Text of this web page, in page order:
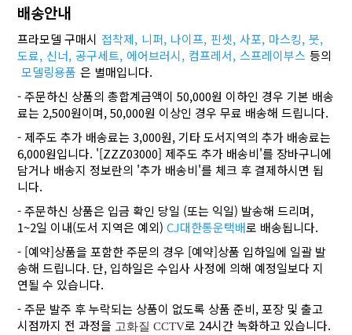
배송안내
프라모델 구매시 접착제, 니퍼, 나이프, 핀셋, 사포, 마스킹, 붓,
도료, 신너, 공구세트, 에어브러시, 컴프레서, 스프레이부스 등의
모델링용품 은 별매입니다.
- 주문하신 상품의 총합계금액이 50,000원 이하인 경우 기본 배송
료는 2,500원이며, 50,000원 이상인 경우 무료 배송해 드립니다.
- 제주도 추가 배송료는 3,000원, 기타 도서지역의 추가 배송료는
6,000원입니다. '[ZZZ03000] 제주도 추가 배송비'를 장바구니에
담거나 배송지 정보란의 '추가 배송비'를 체크 후 결제하시면 됩
니다.
- 주문하신 상품은 입금 확인 당일 (또는 익일) 발송해 드리며,
1~2일 이내(도서 지역은 예외)CJ대한통운택배로 배송됩니다.
- [예약]상품을 포함한 주문의 경우 [예약]상품 입하일에 일괄 발
송해 드립니다. 단, 입하일은 수입사 사정에 의해 예정일보다 지
연될 수 있습니다.
- 주문 발주 후 누락되는 상품이 없도록 상품 준비, 포장 및 출고
시점까지 전 과정을 고화질 CCTV로 24시간 녹화하고 있습니다.